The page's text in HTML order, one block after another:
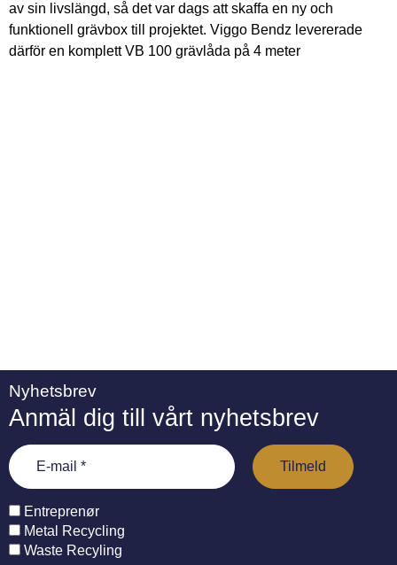
av sin livslängd, så det var dags att skaffa en ny och
funktionell grävbox till projektet. Viggo Bendz levererade
därför en komplett VB 100 grävlåda på 4 meter
Nyhetsbrev
Anmäl dig till vårt nyhetsbrev
Entreprenør
Metal Recycling
Waste Recyling